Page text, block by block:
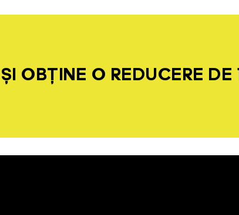
OBȚINE O REDUCERE DE